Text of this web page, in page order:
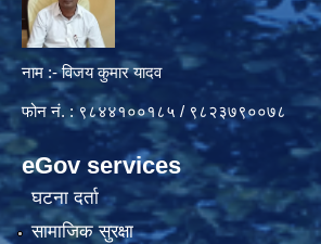
नाम :- विजय कुमार यादव
फोन नं. : ९८४४१००१८५ / ९८२३७९००७८
eGov services
घटना दर्ता
सामाजिक सुरक्षा